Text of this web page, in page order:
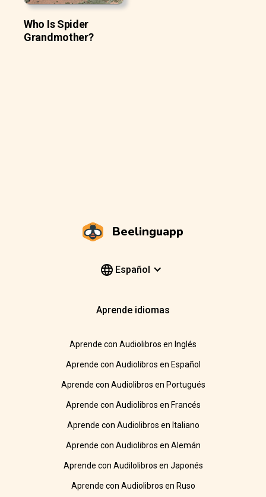
Who Is Spider
Grandmother?
Beelinguapp
Español
Aprende idiomas
Aprende con Audiolibros en Inglés
Aprende con Audiolibros en Español
Aprende con Audiolibros en Portugués
Aprende con Audiolibros en Francés
Aprende con Audiolibros en Italiano
Aprende con Audiolibros en Alemán
Aprende con Audilolibros en Japonés
Aprende con Audiolibros en Ruso